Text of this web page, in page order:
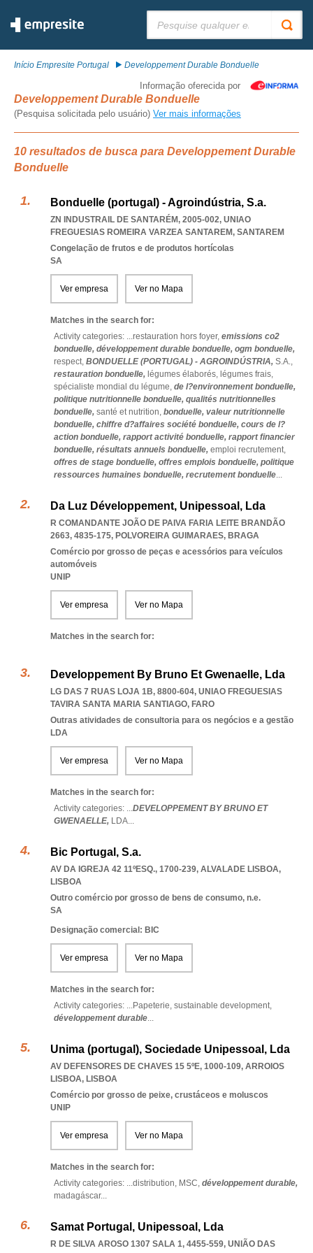
Início Empresite Portugal Developpement Durable Bonduelle
Informação oferecida por
Developpement Durable Bonduelle
(Pesquisa solicitada pelo usuário) Ver mais informações
10 resultados de busca para Developpement Durable
Bonduelle
Bonduelle (portugal) - Agroindústria, S.a.
ZN INDUSTRAIL DE SANTARÉM, 2005-002, UNIAO
FREGUESIAS ROMEIRA VARZEA SANTAREM, SANTAREM
Congelação de frutos e de produtos hortícolas
SA
Ver empresa Ver no Mapa
Matches in the search for:
Activity categories: ...restauration hors foyer, emissions co2
bonduelle, développement durable bonduelle, ogm bonduelle,
respect, BONDUELLE (PORTUGAL) - AGROINDÚSTRIA, S.A.,
restauration bonduelle, légumes élaborés, légumes frais,
spécialiste mondial du légume, de l?environnement bonduelle,
politique nutritionnelle bonduelle, qualités nutritionnelles
bonduelle, santé et nutrition, bonduelle, valeur nutritionnelle
bonduelle, chiffre d?affaires société bonduelle, cours de l?
action bonduelle, rapport activité bonduelle, rapport financier
bonduelle, résultats annuels bonduelle, emploi recrutement,
offres de stage bonduelle, offres emplois bonduelle, politique
ressources humaines bonduelle, recrutement bonduelle...
Da Luz Développement, Unipessoal, Lda
R COMANDANTE JOÃO DE PAIVA FARIA LEITE BRANDÃO
2663, 4835-175, POLVOREIRA GUIMARAES, BRAGA
Comércio por grosso de peças e acessórios para veículos
automóveis
UNIP
Ver empresa Ver no Mapa
Matches in the search for:
Developpement By Bruno Et Gwenaelle, Lda
LG DAS 7 RUAS LOJA 1B, 8800-604, UNIAO FREGUESIAS
TAVIRA SANTA MARIA SANTIAGO, FARO
Outras atividades de consultoria para os negócios e a gestão
LDA
Ver empresa Ver no Mapa
Matches in the search for:
Activity categories: ...DEVELOPPEMENT BY BRUNO ET
GWENAELLE, LDA...
Bic Portugal, S.a.
AV DA IGREJA 42 11ºESQ., 1700-239, ALVALADE LISBOA,
LISBOA
Outro comércio por grosso de bens de consumo, n.e.
SA
Designação comercial: BIC
Ver empresa Ver no Mapa
Matches in the search for:
Activity categories: ...Papeterie, sustainable development,
développement durable...
Unima (portugal), Sociedade Unipessoal, Lda
AV DEFENSORES DE CHAVES 15 5ºE, 1000-109, ARROIOS
LISBOA, LISBOA
Comércio por grosso de peixe, crustáceos e moluscos
UNIP
Ver empresa Ver no Mapa
Matches in the search for:
Activity categories: ...distribution, MSC, développement durable,
madagáscar...
Samat Portugal, Unipessoal, Lda
R DE SILVA AROSO 1307 SALA 1, 4455-559, UNIÃO DAS